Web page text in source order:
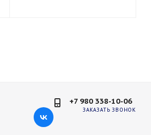
+7 980 338-10-06
ЗАКАЗАТЬ ЗВОНОК